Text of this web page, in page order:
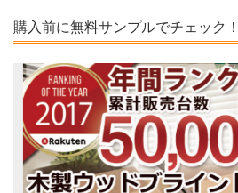
購入前に無料サンプルでチェック！